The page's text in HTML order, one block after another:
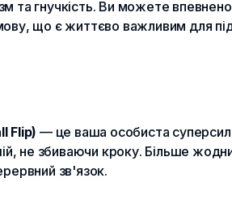
та гнучкість. Ви можете впевнено
що є життєво важливим для
Flip) — це ваша особиста
не збиваючи кроку. Більше
зв'язок.